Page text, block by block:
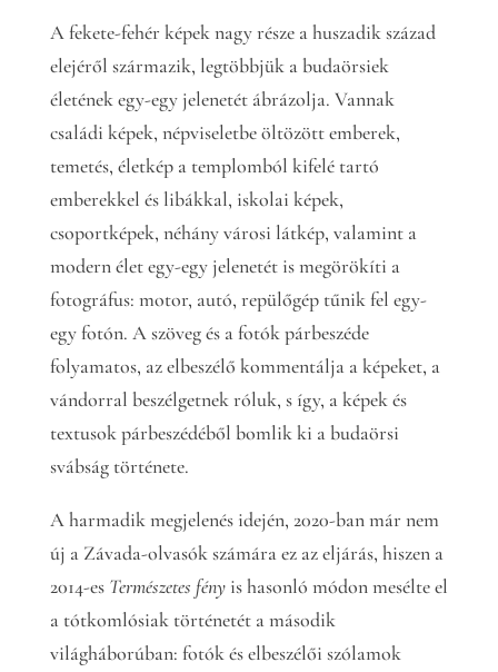
A fekete-fehér képek nagy része a huszadik század
elejéről származik, legtöbbjük a budaörsiek
életének egy-egy jelenetét ábrázolja. Vannak
családi képek, népviseletbe öltözött emberek,
temetés, életkép a templomból kifelé tartó
emberekkel és libákkal, iskolai képek,
csoportképek, néhány városi látkép, valamint a
modern élet egy-egy jelenetét is megörökíti a
fotográfus: motor, autó, repülőgép tűnik fel egy-
egy fotón. A szöveg és a fotók párbeszéde
folyamatos, az elbeszélő kommentálja a képeket, a
vándorral beszélgetnek róluk, s így, a képek és
textusok párbeszédéből bomlik ki a budaörsi
svábság története.
A harmadik megjelenés idején, 2020-ban már nem
új a Závada-olvasók számára ez az eljárás, hiszen a
2014-es Természetes fényis hasonló módon mesélte el
a tótkomlósiak történetét a második
világháborúban: fotók és elbeszélői szólamok